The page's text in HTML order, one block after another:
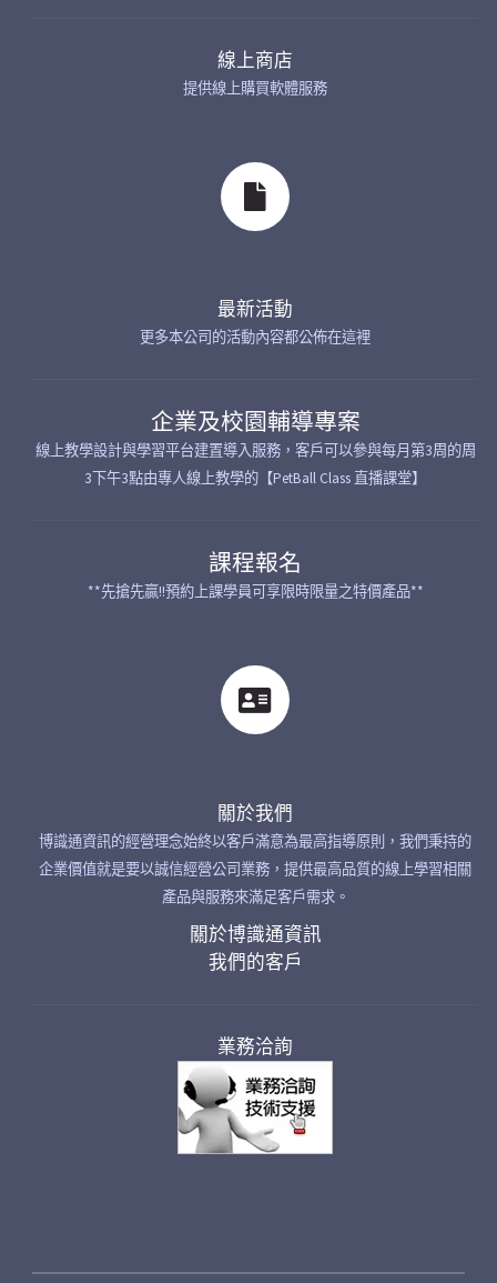
線上商店
提供線上購買軟體服務
最新活動
更多本公司的活動內容都公佈在這裡
企業及校園輔導專案
線上教學設計與學習平台建置導入服務，客戶可以參與每月第3周的周
3下午3點由專人線上教學的【PetBall Class 直播課堂】
課程報名
**先搶先贏!!預約上課學員可享限時限量之特價產品**
關於我們
博識通資訊的經營理念始終以客戶滿意為最高指導原則，我們秉持的
企業價值就是要以誠信經營公司業務，提供最高品質的線上學習相關
產品與服務來滿足客戶需求。
關於博識通資訊
我們的客戶
業務洽詢